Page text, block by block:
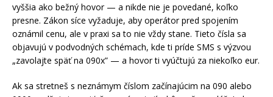
vyššia ako bežný hovor — a nikde nie je povedané, koľko
presne. Zákon síce vyžaduje, aby operátor pred spojením
oznámil cenu, ale v praxi sa to nie vždy stane. Tieto čísla sa
objavujú v podvodných schémach, kde ti príde SMS s výzvou
„zavolajte späť na 090x” — a hovor ti vyúčtujú za niekoľko eur.
Ak sa stretneš s neznámym číslom začínajúcim na 090 alebo